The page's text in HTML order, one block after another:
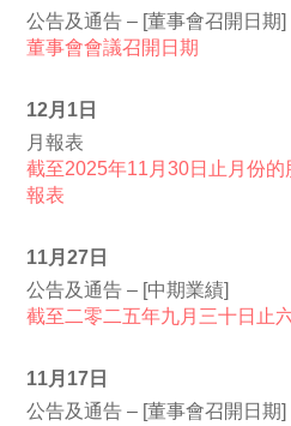
公告及通告 – [董事會召開日期]
董事會會議召開日期
12月1日
月報表
截至2025年11月30日止月份的
報表
11月27日
公告及通告 – [中期業績]
截至二零二五年九月三十日止
11月17日
公告及通告 – [董事會召開日期]